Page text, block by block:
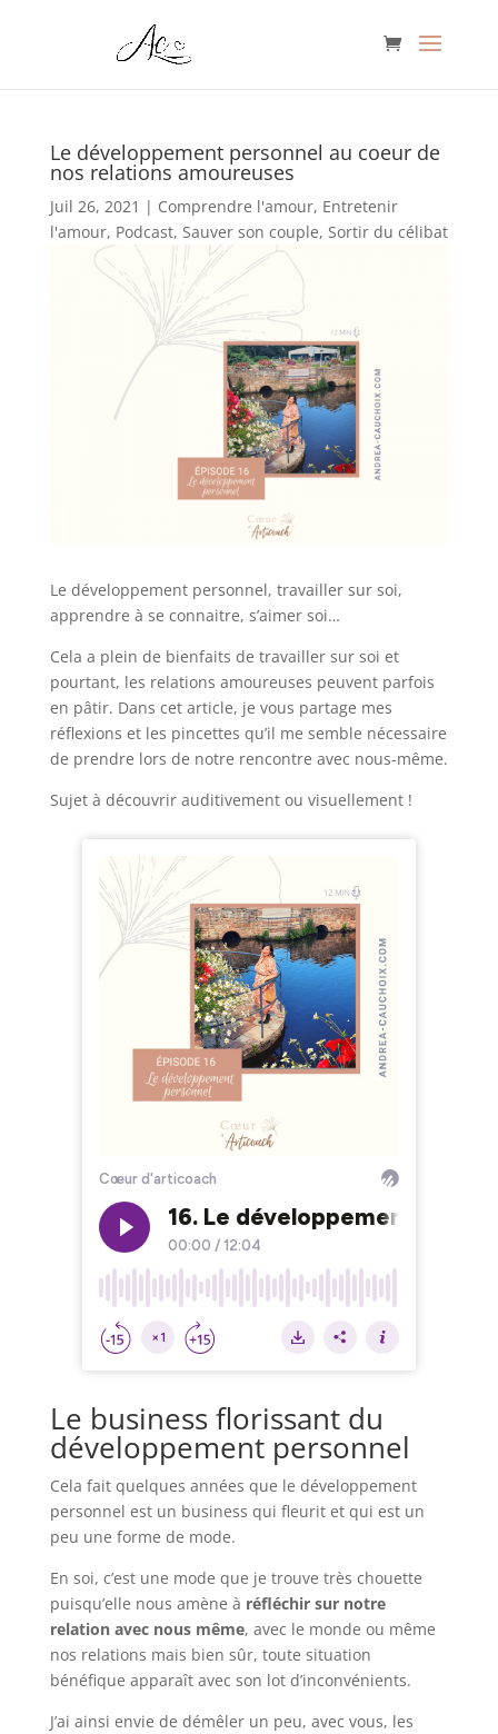
Le développement personnel au coeur de
nos relations amoureuses
Juil 26, 2021 | Comprendre l'amour, Entretenir
l'amour, Podcast, Sauver son couple, Sortir du célibat
Le développement personnel, travailler sur soi,
apprendre à se connaitre, s’aimer soi…
Cela a plein de bienfaits de travailler sur soi et
pourtant, les relations amoureuses peuvent parfois
en pâtir. Dans cet article, je vous partage mes
réflexions et les pincettes qu’il me semble nécessaire
de prendre lors de notre rencontre avec nous-même.
Sujet à découvrir auditivement ou visuellement !
Le business florissant du
développement personnel
Cela fait quelques années que le développement
personnel est un business qui fleurit et qui est un
peu une forme de mode.
En soi, c’est une mode que je trouve très chouette
puisqu’elle nous amène à réfléchir sur notre
relation avec nous même, avec le monde ou même
nos relations mais bien sûr, toute situation
bénéfique apparaît avec son lot d’inconvénients.
J’ai ainsi envie de démêler un peu, avec vous, les